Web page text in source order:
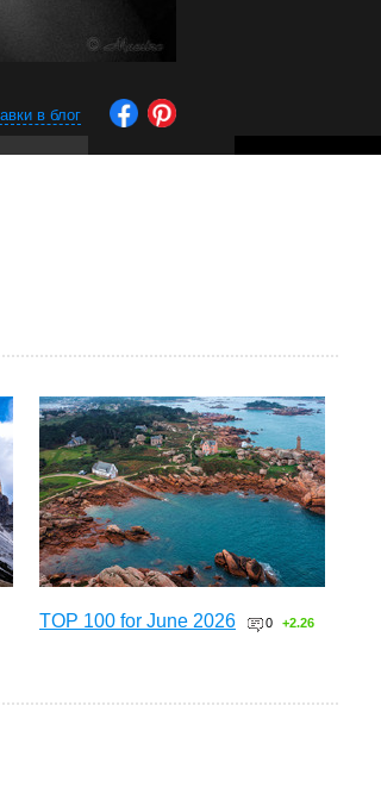
в блог
TOP 100 for June 2026 0 +2.26